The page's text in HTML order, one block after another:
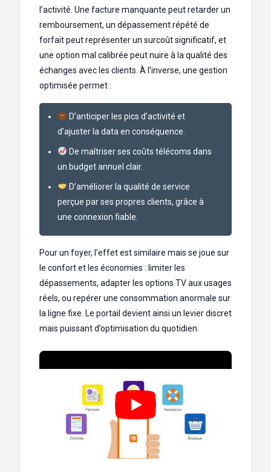
l’activité. Une facture manquante peut retarder un
remboursement, un dépassement répété de
forfait peut représenter un surcoût significatif, et
une option mal calibrée peut nuire à la qualité des
échanges avec les clients. À l’inverse, une gestion
optimisée permet :
D’anticiper les pics d’activité et
d’ajuster la data en conséquence.
De maîtriser ses coûts télécoms dans
un budget annuel clair.
D’améliorer la qualité de service
perçue par ses propres clients, grâce à
une connexion fiable.
Pour un foyer, l’effet est similaire mais se joue sur
le confort et les économies : limiter les
dépassements, adapter les options TV aux usages
réels, ou repérer une consommation anormale sur
la ligne fixe. Le portail devient ainsi un levier discret
mais puissant d’optimisation du quotidien.